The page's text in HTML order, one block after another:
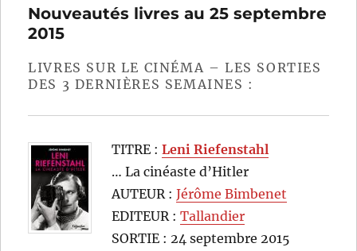
l’article
Nouveautés livres au 25 septembre
2015
LIVRES SUR LE CINÉMA – LES SORTIES
DES 3 DERNIÈRES SEMAINES :
TITRE :Leni Riefenstahl
… La cinéaste d’Hitler
AUTEUR :Jérôme Bimbenet
EDITEUR :Tallandier
SORTIE : 24 septembre 2015